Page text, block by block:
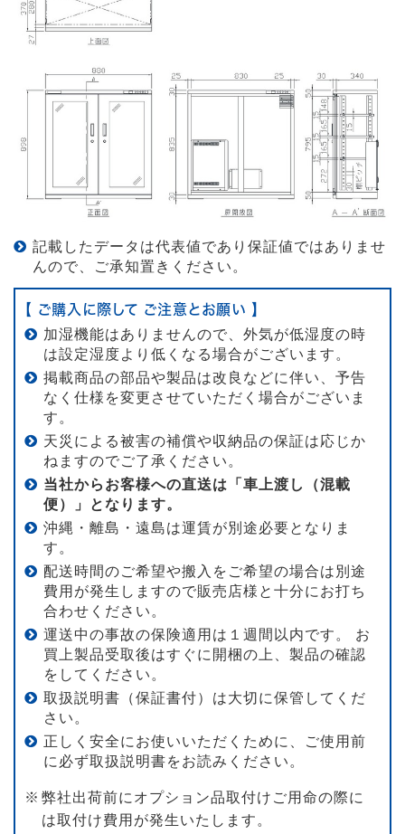
記載したデータは代表値であり保証値ではありませ
んので、ご承知置きください。
【 ご購入に際して ご注意とお願い 】
加湿機能はありませんので、外気が低湿度の時
は設定湿度より低くなる場合がございます。
掲載商品の部品や製品は改良などに伴い、予告
なく仕様を変更させていただく場合がございま
す。
天災による被害の補償や収納品の保証は応じか
ねますのでご了承ください。
当社からお客様への直送は「車上渡し（混載
便）」となります。
沖縄・離島・遠島は運賃が別途必要となりま
す。
配送時間のご希望や搬入をご希望の場合は別途
費用が発生しますので販売店様と十分にお打ち
合わせください。
運送中の事故の保険適用は１週間以内です。 お
買上製品受取後はすぐに開梱の上、製品の確認
をしてください。
取扱説明書（保証書付）は大切に保管してくだ
さい。
正しく安全にお使いいただくために、ご使用前
に必ず取扱説明書をお読みください。
弊社出荷前にオプション品取付けご用命の際に
は取付け費用が発生いたします。